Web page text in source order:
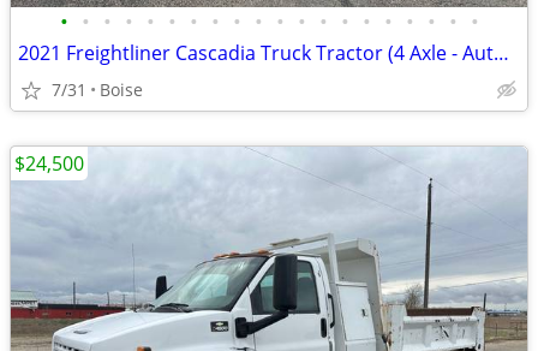
• • • • • • • • • • • • • • • • • • • •
2021 Freightliner Cascadia Truck Tractor (4 Axle - Automatic)
7/31 Boise
$24,500